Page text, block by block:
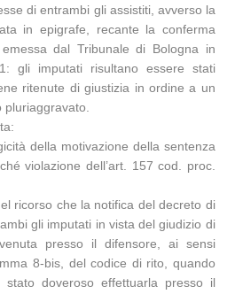
di entrambi gli assistiti, avverso la
in epigrafe, recante la conferma
dal Tribunale di Bologna in
gli imputati risultano essere stati
ritenute di giustizia in ordine a un
della motivazione della sentenza
violazione dell’art. 157 cod. proc.
ricorso che la notifica del decreto di
gli imputati in vista del giudizio di
presso il difensore, ai sensi
8-bis, del codice di rito, quando
stato doveroso effettuarla presso il